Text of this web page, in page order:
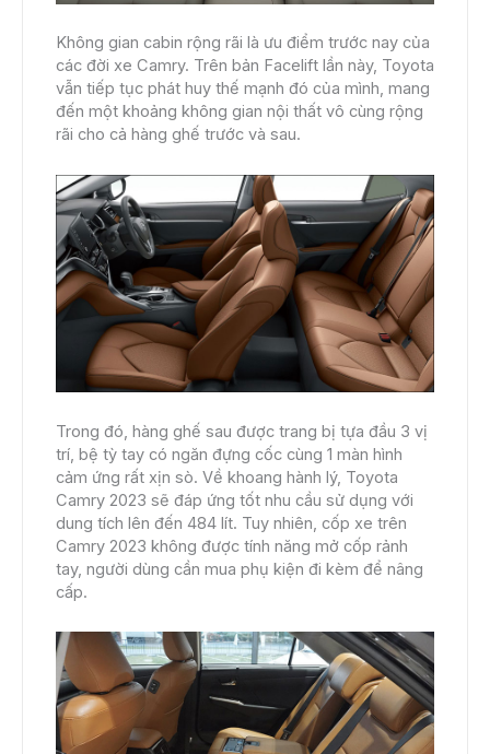
Không gian cabin rộng rãi là ưu điểm trước nay của
các đời xe Camry. Trên bản Facelift lần này, Toyota
vẫn tiếp tục phát huy thế mạnh đó của mình, mang
đến một khoảng không gian nội thất vô cùng rộng
rãi cho cả hàng ghế trước và sau.
Trong đó, hàng ghế sau được trang bị tựa đầu 3 vị
trí, bệ tỳ tay có ngăn đựng cốc cùng 1 màn hình
cảm ứng rất xịn sò. Về khoang hành lý, Toyota
Camry 2023 sẽ đáp ứng tốt nhu cầu sử dụng với
dung tích lên đến 484 lít. Tuy nhiên, cốp xe trên
Camry 2023 không được tính năng mở cốp rảnh
tay, người dùng cần mua phụ kiện đi kèm để nâng
cấp.